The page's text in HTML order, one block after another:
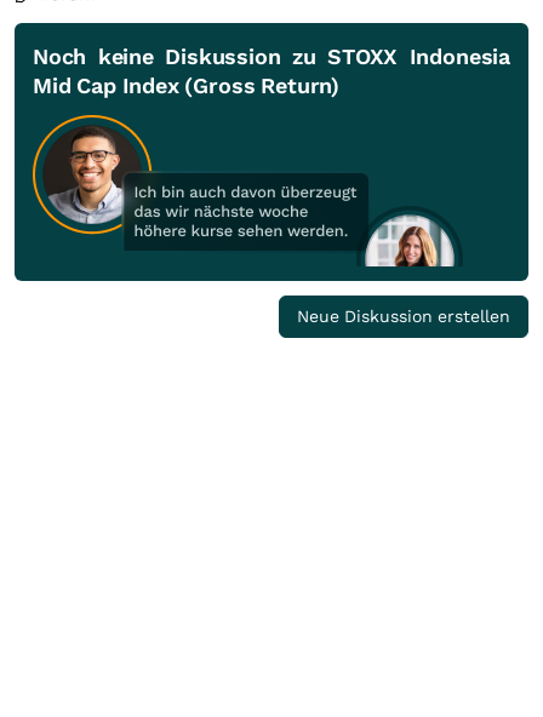
Noch keine Diskussion zu STOXX Indonesia
Mid Cap Index (Gross Return)
Neue Diskussion erstellen